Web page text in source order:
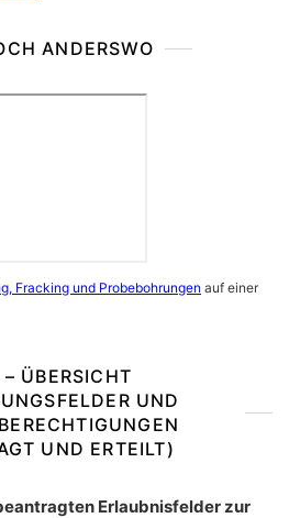
ANDERSWO
Fracking und Probebohrungen auf einer
– ÜBERSICHT
UND
UND ERTEILT)
Erlaubnisfelder zur